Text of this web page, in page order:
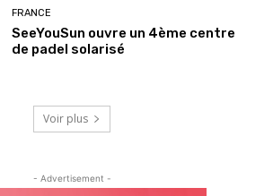
FRANCE
SeeYouSun ouvre un 4ème centre
de padel solarisé
Voir plus
- Advertisement -